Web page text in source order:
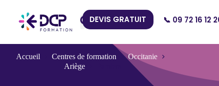
DEVIS GRATUIT 📞 09 72 16 12
Accueil Centres de formation
Occitanie
Ariège